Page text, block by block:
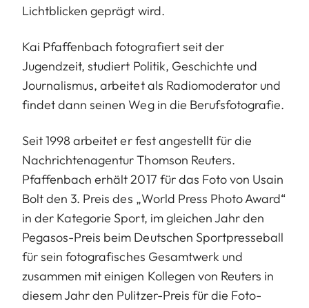
Lichtblicken geprägt wird.
Kai Pfaffenbach fotografiert seit der
Jugendzeit, studiert Politik, Geschichte und
Journalismus, arbeitet als Radiomoderator und
findet dann seinen Weg in die Berufsfotografie.
Seit 1998 arbeitet er fest angestellt für die
Nachrichtenagentur Thomson Reuters.
Pfaffenbach erhält 2017 für das Foto von Usain
Bolt den 3. Preis des „World Press Photo Award“
in der Kategorie Sport, im gleichen Jahr den
Pegasos-Preis beim Deutschen Sportpresseball
für sein fotografisches Gesamtwerk und
zusammen mit einigen Kollegen von Reuters in
diesem Jahr den Pulitzer-Preis für die Foto-